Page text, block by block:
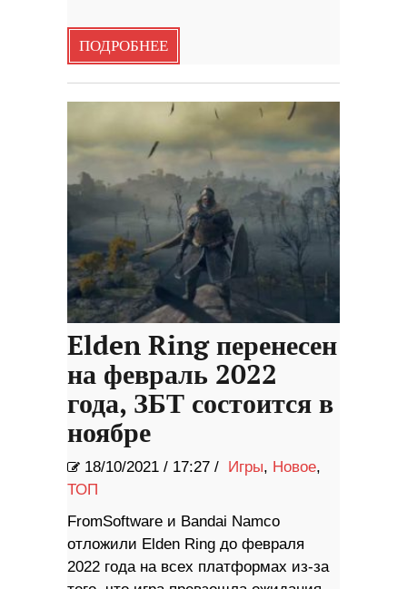
ПОДРОБНЕЕ
Elden Ring перенесен
на февраль 2022
года, ЗБТ состоится в
ноябре
18/10/2021 / 17:27 / Игры, Новое,
ТОП
FromSoftware и Bandai Namco
отложили Elden Ring до февраля
2022 года на всех платформах из-за